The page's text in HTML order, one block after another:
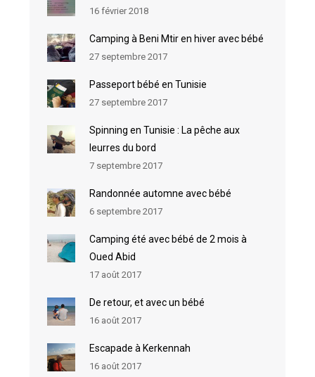
16 février 2018
Camping à Beni Mtir en hiver avec bébé
27 septembre 2017
Passeport bébé en Tunisie
27 septembre 2017
Spinning en Tunisie : La pêche aux
leurres du bord
7 septembre 2017
Randonnée automne avec bébé
6 septembre 2017
Camping été avec bébé de 2 mois à
Oued Abid
17 août 2017
De retour, et avec un bébé
16 août 2017
Escapade à Kerkennah
16 août 2017